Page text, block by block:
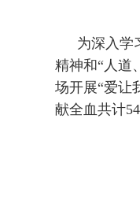
为深入学
精神和“人道
场开展“爱让
献全血共计